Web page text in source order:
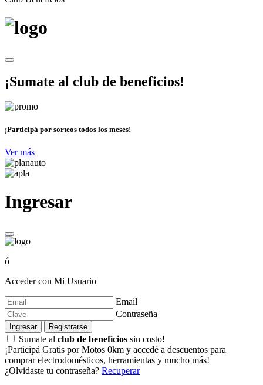
¡Sumate al club de beneficios!
¡Participá por sorteos todos los meses!
Ver más
Ingresar
ó
Acceder con Mi Usuario
Email
Contraseña
Ingresar Registrarse
Sumate al club de beneficios sin costo!
¡Participá Gratis por Motos 0km y accedé a descuentos para
comprar electrodomésticos, herramientas y mucho más!
¿Olvidaste tu contraseña? Recuperar